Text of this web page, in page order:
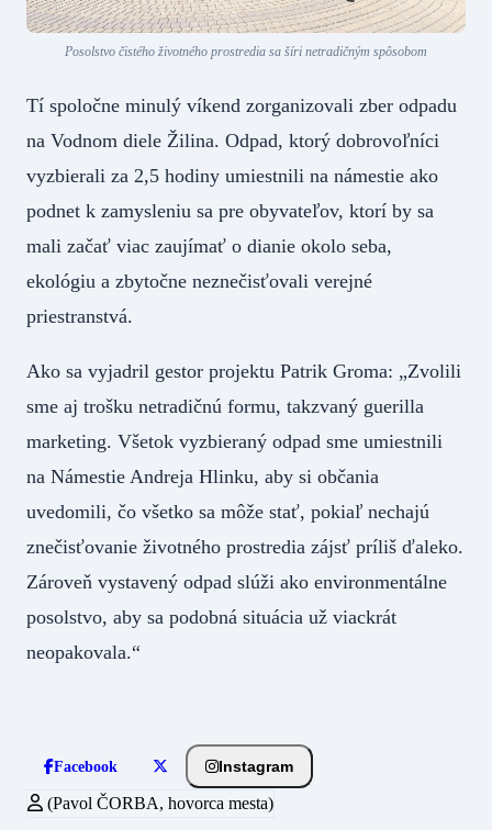
Posolstvo čistého životného prostredia sa šíri netradičným spôsobom
Tí spoločne minulý víkend zorganizovali zber odpadu
na Vodnom diele Žilina. Odpad, ktorý dobrovoľníci
vyzbierali za 2,5 hodiny umiestnili na námestie ako
podnet k zamysleniu sa pre obyvateľov, ktorí by sa
mali začať viac zaujímať o dianie okolo seba,
ekológiu a zbytočne neznečisťovali verejné
priestranstvá.
Ako sa vyjadril gestor projektu Patrik Groma: „Zvolili
sme aj trošku netradičnú formu, takzvaný guerilla
marketing. Všetok vyzbieraný odpad sme umiestnili
na Námestie Andreja Hlinku, aby si občania
uvedomili, čo všetko sa môže stať, pokiaľ nechajú
znečisťovanie životného prostredia zájsť príliš ďaleko.
Zároveň vystavený odpad slúži ako environmentálne
posolstvo, aby sa podobná situácia už viackrát
neopakovala.“
Facebook Instagram
(Pavol ČORBA, hovorca mesta)